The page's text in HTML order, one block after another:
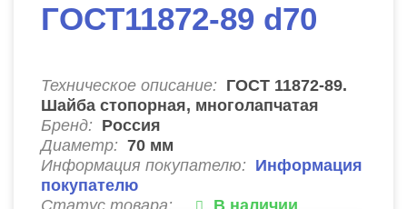
ГОСТ11872-89 d70
Техническое описание: ГОСТ 11872-89.
Шайба стопорная, многолапчатая
Бренд: Россия
Диаметр: 70 мм
Информация покупателю: Информация
покупателю
Статус товара:
В наличии